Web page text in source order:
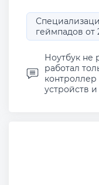
геймпадов от
Ноутбук не
работал
устройств